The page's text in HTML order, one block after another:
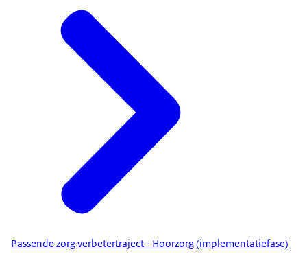
Passende zorg verbetertraject - Hoorzorg (implementatiefase)